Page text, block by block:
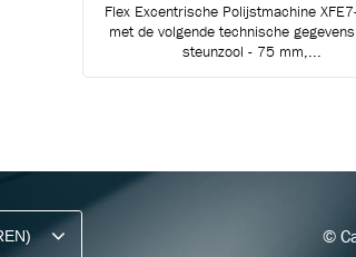
Flex Excentrische Polijstmachine
met de volgende technische
steunzool - 75 mm,...
©
BLIJF OP DE